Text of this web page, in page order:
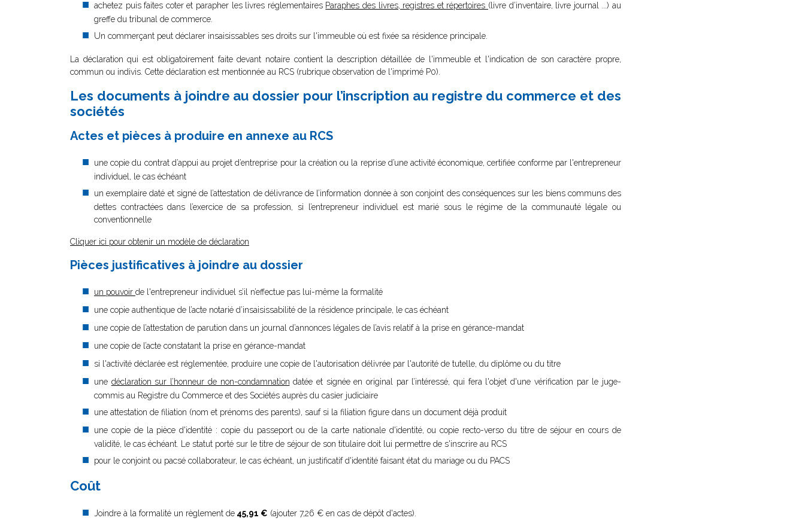
achetez puis faites coter et parapher les livres réglementaires Paraphes des livres, registres et répertoires (livre d’inventaire, livre journal ...) au
greffe du tribunal de commerce.
Un commerçant peut déclarer insaisissables ses droits sur l'immeuble où est fixée sa résidence principale.
La déclaration qui est obligatoirement faite devant notaire contient la description détaillée de l'immeuble et l'indication de son caractère propre,
commun ou indivis. Cette déclaration est mentionnée au RCS (rubrique observation de l'imprimé P0).
Les documents à joindre au dossier pour l’inscription au registre du commerce et des
sociétés
Actes et pièces à produire en annexe au RCS
une copie du contrat d’appui au projet d’entreprise pour la création ou la reprise d’une activité économique, certifiée conforme par l'entrepreneur
individuel, le cas échéant
un exemplaire daté et signé de l’attestation de délivrance de l’information donnée à son conjoint des conséquences sur les biens communs des
dettes contractées dans l’exercice de sa profession, si l’entrepreneur individuel est marié sous le régime de la communauté légale ou
conventionnelle
Cliquer ici pour obtenir un modèle de déclaration
Pièces justificatives à joindre au dossier
un pouvoir de l'entrepreneur individuel s’il n’effectue pas lui-même la formalité
une copie authentique de l’acte notarié d’insaisissabilité de la résidence principale, le cas échéant
une copie de l’attestation de parution dans un journal d’annonces légales de l’avis relatif à la prise en gérance-mandat
une copie de l’acte constatant la prise en gérance-mandat
si l'activité déclarée est réglementée, produire une copie de l'autorisation délivrée par l'autorité de tutelle, du diplôme ou du titre
une déclaration sur l’honneur de non-condamnation datée et signée en original par l’intéressé, qui fera l'objet d'une vérification par le juge-
commis au Registre du Commerce et des Sociétés auprès du casier judiciaire
une attestation de filiation (nom et prénoms des parents), sauf si la filiation figure dans un document déjà produit
une copie de la pièce d'identité : copie du passeport ou de la carte nationale d'identité, ou copie recto-verso du titre de séjour en cours de
validité, le cas échéant. Le statut porté sur le titre de séjour de son titulaire doit lui permettre de s'inscrire au RCS
pour le conjoint ou pacsé collaborateur, le cas échéant, un justificatif d'identité faisant état du mariage ou du PACS
Coût
Joindre à la formalité un règlement de 45,91 € (ajouter 7,26 € en cas de dépôt d'actes).